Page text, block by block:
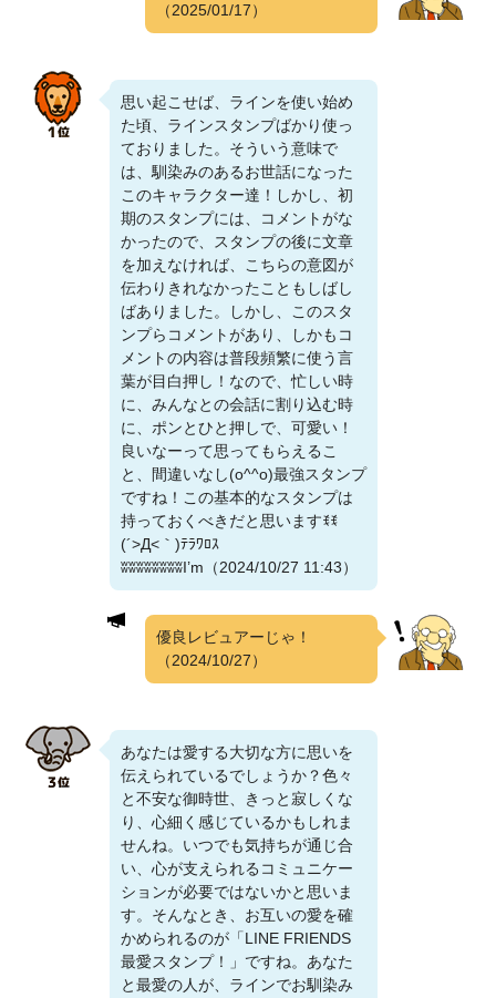
（2025/01/17）
思い起こせば、ラインを使い始め
た頃、ラインスタンプばかり使っ
ておりました。そういう意味で
は、馴染みのあるお世話になった
このキャラクター達！しかし、初
期のスタンプには、コメントがな
かったので、スタンプの後に文章
を加えなければ、こちらの意図が
伝わりきれなかったこともしばし
ばありました。しかし、このスタ
ンプらコメントがあり、しかもコ
メントの内容は普段頻繁に使う言
葉が目白押し！なので、忙しい時
に、みんなとの会話に割り込む時
に、ポンとひと押しで、可愛い！
良いなーって思ってもらえるこ
と、間違いなし(o^^o)最強スタンプ
ですね！この基本的なスタンプは
持っておくべきだと思いますꉂꉂ
(´>Д<｀)ﾃﾗﾜﾛｽ
ʬʬʬʬʬʬʬʬI’m（2024/10/27 11:43）
優良レビュアーじゃ！
（2024/10/27）
あなたは愛する大切な方に思いを
伝えられているでしょうか？色々
と不安な御時世、きっと寂しくな
り、心細く感じているかもしれま
せんね。いつでも気持ちが通じ合
い、心が支えられるコミュニケー
ションが必要ではないかと思いま
す。そんなとき、お互いの愛を確
かめられるのが「LINE FRIENDS
最愛スタンプ！」ですね。あなた
と最愛の人が、ラインでお馴染み